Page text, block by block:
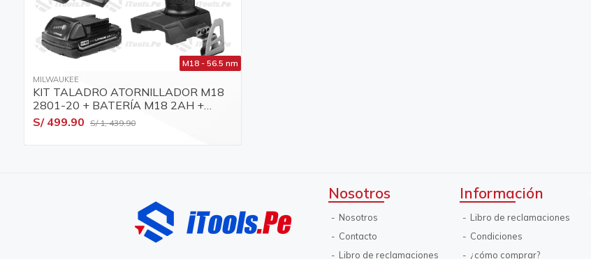
M18 - 56.5 nm
MILWAUKEE
KIT TALADRO ATORNILLADOR M18
2801-20 + BATERÍA M18 2AH +
CARGADOR
S/ 499.90 S/ 1, 439.90
Nosotros
Nosotros
Contacto
Libro de reclamaciones
Información
Libro de reclamaciones
Condiciones
¿cómo comprar?